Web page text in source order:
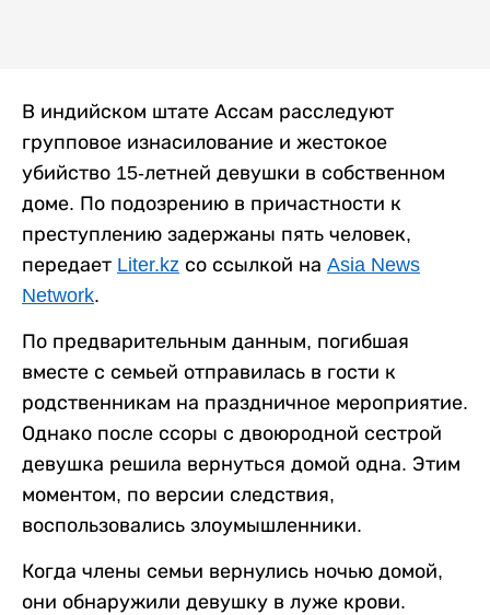
В индийском штате Ассам расследуют
групповое изнасилование и жестокое
убийство 15-летней девушки в собственном
доме. По подозрению в причастности к
преступлению задержаны пять человек,
передает Liter.kz со ссылкой на Asia News
Network.
По предварительным данным, погибшая
вместе с семьей отправилась в гости к
родственникам на праздничное мероприятие.
Однако после ссоры с двоюродной сестрой
девушка решила вернуться домой одна. Этим
моментом, по версии следствия,
воспользовались злоумышленники.
Когда члены семьи вернулись ночью домой,
они обнаружили девушку в луже крови.